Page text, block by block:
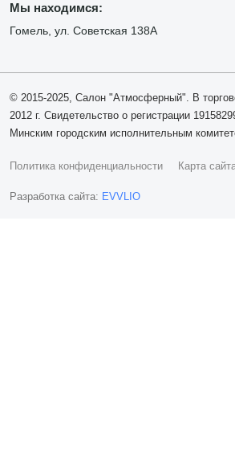
Мы находимся:
Гомель, ул. Советская 138А
© 2015-2025, Салон "Атмосферный". В
2012 г. Свидетельство о регистрации
Минским городским исполнительным
Политика конфиденциальности Карта
Разработка сайта: EVVLIO